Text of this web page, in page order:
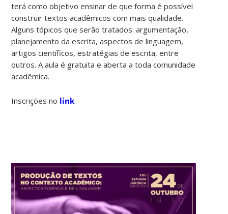
terá como objetivo ensinar de que forma é possível
construir textos acadêmicos com mais qualidade.
Alguns tópicos que serão tratados: argumentação,
planejamento da escrita, aspectos de linguagem,
artigos científicos, estratégias de escrita, entre
outros. A aula é gratuita e aberta a toda comunidade
acadêmica.
Inscrições no link.